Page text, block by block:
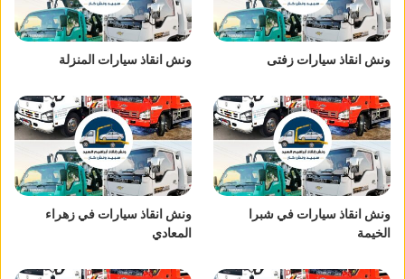
ونش انقاذ سيارات زفتى ونش انقاذ سيارات المنزلة
ونش انقاذ سيارات في شبرا
الخيمة
ونش انقاذ سيارات في زهراء
المعادي